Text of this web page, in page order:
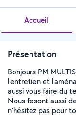
Accueil
Présentation
Bonjours PM
l'entretien et
aussi vous faire du
Nous fesont aussi
n'hésitez pas pour